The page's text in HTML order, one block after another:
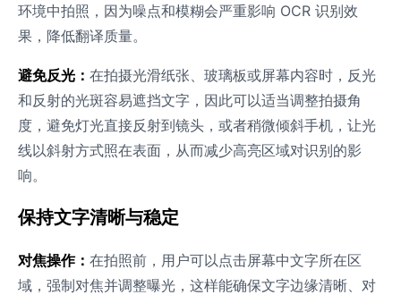
环境中拍照，因为噪点和模糊会严重影响 OCR 识别效
果，降低翻译质量。
避免反光： 在拍摄光滑纸张、玻璃板或屏幕内容时，反光
和反射的光斑容易遮挡文字，因此可以适当调整拍摄角
度，避免灯光直接反射到镜头，或者稍微倾斜手机，让光
线以斜射方式照在表面，从而减少高亮区域对识别的影
响。
保持文字清晰与稳定
对焦操作： 在拍照前，用户可以点击屏幕中文字所在区
域，强制对焦并调整曝光，这样能确保文字边缘清晰、对